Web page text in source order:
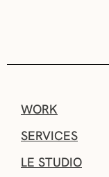
WORK
SERVICES
LE STUDIO